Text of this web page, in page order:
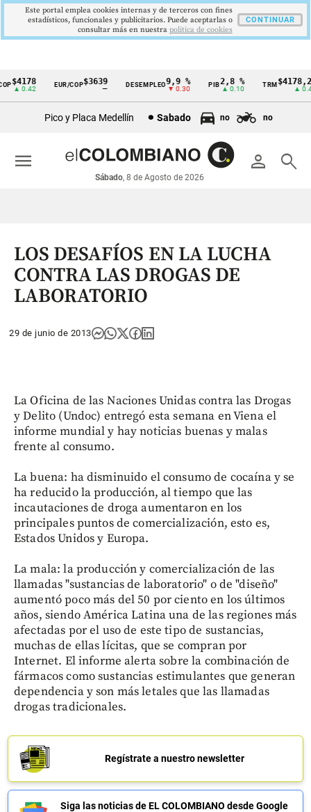
Cintillo
económicos
Colombia
$4178
▲ 0.42
EUR/COP$3639 DESEMPLEO 9,9 %
▼ 0.30
PIB2,8 %
▲ 0.10
TRM$4178,23
▲ 0.42
Pico y Placa Medellín Sabado no no
person search
Sábado, 8 de Agosto de 2026
menu
LOS DESAFÍOS EN LA LUCHA
CONTRA LAS DROGAS DE
LABORATORIO
29 de junio de 2013
La Oficina de las Naciones Unidas contra las Drogas
y Delito (Undoc) entregó esta semana en Viena el
informe mundial y hay noticias buenas y malas
frente al consumo.
La buena: ha disminuido el consumo de cocaína y se
ha reducido la producción, al tiempo que las
incautaciones de droga aumentaron en los
principales puntos de comercialización, esto es,
Estados Unidos y Europa.
La mala: la producción y comercialización de las
llamadas "sustancias de laboratorio" o de "diseño"
aumentó poco más del 50 por ciento en los últimos
años, siendo América Latina una de las regiones más
afectadas por el uso de este tipo de sustancias,
muchas de ellas lícitas, que se compran por
Internet. El informe alerta sobre la combinación de
fármacos como sustancias estimulantes que generan
dependencia y son más letales que las llamadas
drogas tradicionales.
Regístrate a nuestro newsletter
Siga las noticias de EL COLOMBIANO desde Google
Este portal emplea cookies internas y de terceros con fines
estadísticos, funcionales y publicitarios. Puede aceptarlas o
consultar más en nuestra politica de cookies
CONTINUAR